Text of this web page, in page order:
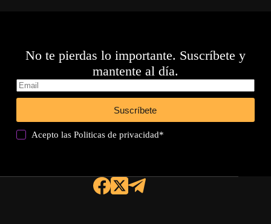
No te pierdas lo importante. Suscríbete y
mantente al día.
Suscríbete
Acepto lasPoliticas de privacidad*